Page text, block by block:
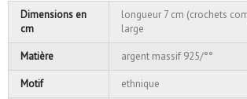
Dimensions en
cm
longueur 7 cm (crochets
large
Matière argent massif 925/°°
Motif ethnique